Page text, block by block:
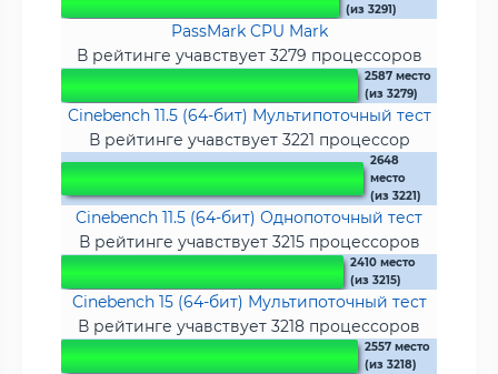
(из 3291)
PassMark CPU Mark
В рейтинге учавствует 3279 процессоров
2587 место
(из 3279)
Cinebench 11.5 (64-бит) Мультипоточный тест
В рейтинге учавствует 3221 процессор
2648
место
(из 3221)
Cinebench 11.5 (64-бит) Однопоточный тест
В рейтинге учавствует 3215 процессоров
2410 место
(из 3215)
Cinebench 15 (64-бит) Мультипоточный тест
В рейтинге учавствует 3218 процессоров
2557 место
(из 3218)